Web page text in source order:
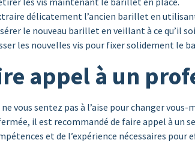
délicatement l’ancien barillet en
le nouveau barillet en veillant à ce qu’il
les nouvelles vis pour fixer solidement le
appel à un
ne vous sentez pas à l’aise pour changer
il est recommandé de faire appel à un
et de l’expérience nécessaires